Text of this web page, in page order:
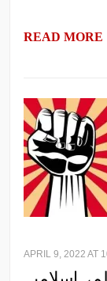
READ MORE
APRIL 9, 2022 AT